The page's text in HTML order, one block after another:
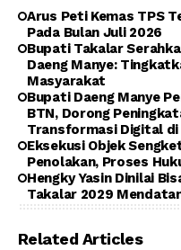
Arus Peti Kemas TPS
Pada Bulan Juli 2026
Bupati Takalar
Daeng Manye:
Masyarakat
Bupati Daeng Manye
BTN, Dorong
Transformasi Digital
Eksekusi Objek
Penolakan, Proses
Hengky Yasin Dinilai
Takalar 2029
Related Articles